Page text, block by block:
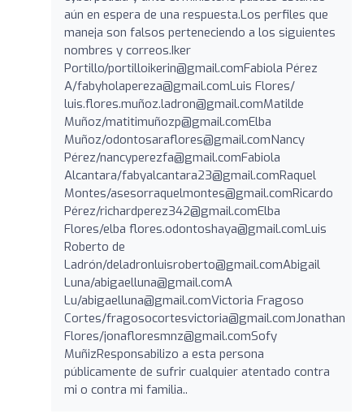
aún en espera de una respuesta.Los perfiles que
maneja son falsos perteneciendo a los siguientes
nombres y correos.Iker
Portillo/portilloikerin@gmail.comFabiola Pérez
A/fabyholapereza@gmail.comLuis Flores/
luis.flores.muñoz.ladron@gmail.comMatilde
Muñoz/matitimuñozp@gmail.comElba
Muñoz/odontosaraflores@gmail.comNancy
Pérez/nancyperezfa@gmail.comFabiola
Alcantara/fabyalcantara23@gmail.comRaquel
Montes/asesorraquelmontes@gmail.comRicardo
Pérez/richardperez342@gmail.comElba
Flores/elba flores.odontoshaya@gmail.comLuis
Roberto de
Ladrón/deladronluisroberto@gmail.comAbigail
Luna/abigaelluna@gmail.comA
Lu/abigaelluna@gmail.comVictoria Fragoso
Cortes/fragosocortesvictoria@gmail.comJonathan
Flores/jonafloresmnz@gmail.comSofy
MuñizResponsabilizo a esta persona
públicamente de sufrir cualquier atentado contra
mi o contra mi familia..